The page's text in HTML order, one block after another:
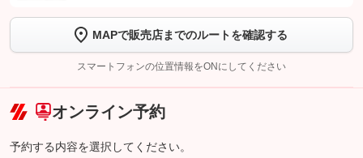
トーク画面で
ボタンをタップして問い合わせを
完了してください。
こちら
MAPで販売店までのルートを確認する
スマートフォンの位置情報をONにしてください
オンライン予約
予約する内容を選択してください。